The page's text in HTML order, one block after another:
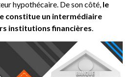
hypothécaire. De son côté, le
constitue un intermédiaire
institutions financières